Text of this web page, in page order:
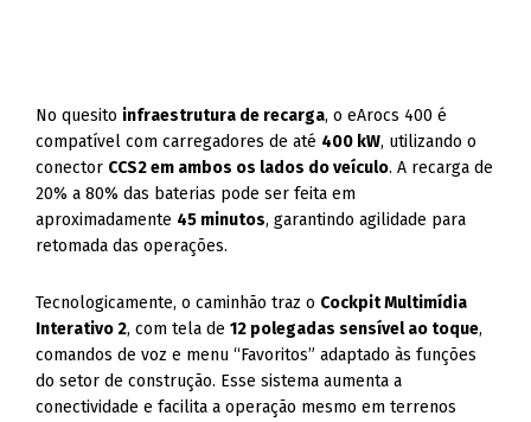
No quesito infraestrutura de recarga, o eArocs 400 é
compatível com carregadores de até 400 kW, utilizando o
conector CCS2 em ambos os lados do veículo. A recarga de
20% a 80% das baterias pode ser feita em
aproximadamente 45 minutos, garantindo agilidade para
retomada das operações.
Tecnologicamente, o caminhão traz o Cockpit Multimídia
Interativo 2, com tela de12 polegadas sensível ao toque,
comandos de voz e menu “Favoritos” adaptado às funções
do setor de construção. Esse sistema aumenta a
conectividade e facilita a operação mesmo em terrenos